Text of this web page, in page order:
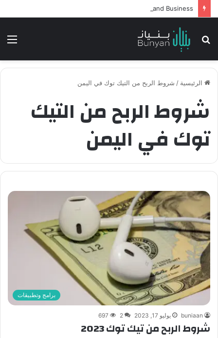
بحث
الرئيسية / شروط الربح من التيك توك في اليمن
شروط الربح من التيك
توك في اليمن
برامج وتطبيقات
buniaan يوليو 17, 2023 2
697
شروط الربح من تيك توك 2023